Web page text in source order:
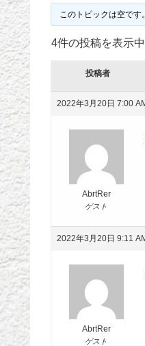
このトピックは空です。
4件の投稿を表示
投稿者
2022年3月20日 7:00
AbrtRer
ゲスト
2022年3月20日 9:11
AbrtRer
ゲスト